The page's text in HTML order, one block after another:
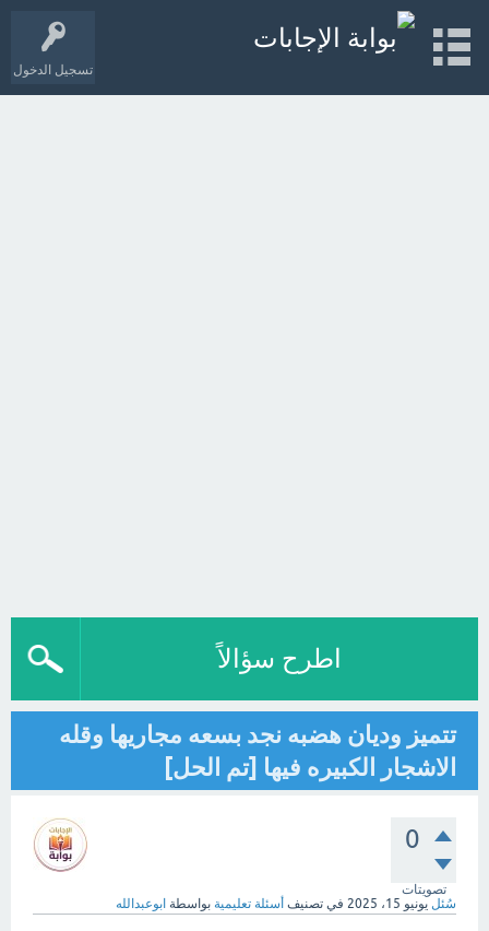
تسجيل الدخول
اطرح سؤالاً
تتميز وديان هضبه نجد بسعه مجاريها وقله
الاشجار الكبيره فيها [تم الحل]
0
تصويتات
سُئل يونيو 15، 2025 في تصنيف أسئلة تعليمية بواسطة ابوعبدالله